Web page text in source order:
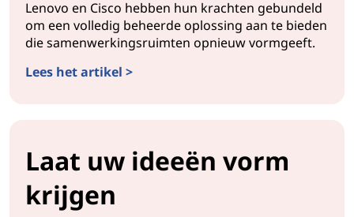
Lenovo en Cisco hebben hun krachten gebundeld
om een volledig beheerde oplossing aan te bieden
die samenwerkingsruimten opnieuw vormgeeft.
Lees het artikel >
Laat uw ideeën vorm
krijgen